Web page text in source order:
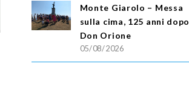
Monte Giarolo – Messa
sulla cima, 125 anni dopo
Don Orione
05/08/2026